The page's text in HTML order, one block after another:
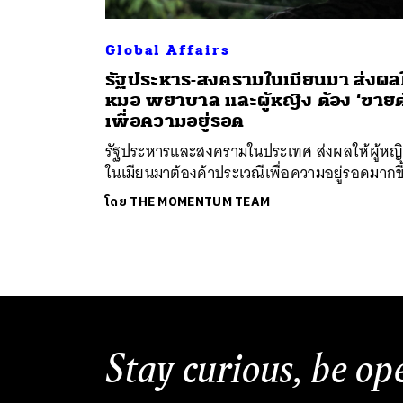
Global Affairs
รัฐประหาร-สงครามในเมียนมา ส่งผล
หมอ พยาบาล และผู้หญิง ต้อง ‘ขาย
เพื่อความอยู่รอด
รัฐประหารและสงครามในประเทศ ส่งผลให้ผู้ห
ในเมียนมาต้องค้าประเวณีเพื่อความอยู่รอดมาก
โดย THE MOMENTUM TEAM
Stay curious, be